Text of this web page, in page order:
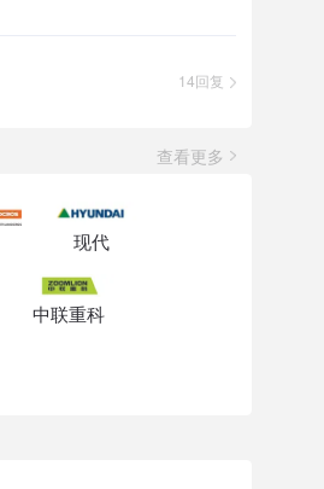
14回复
查看更多
现代
中联重科